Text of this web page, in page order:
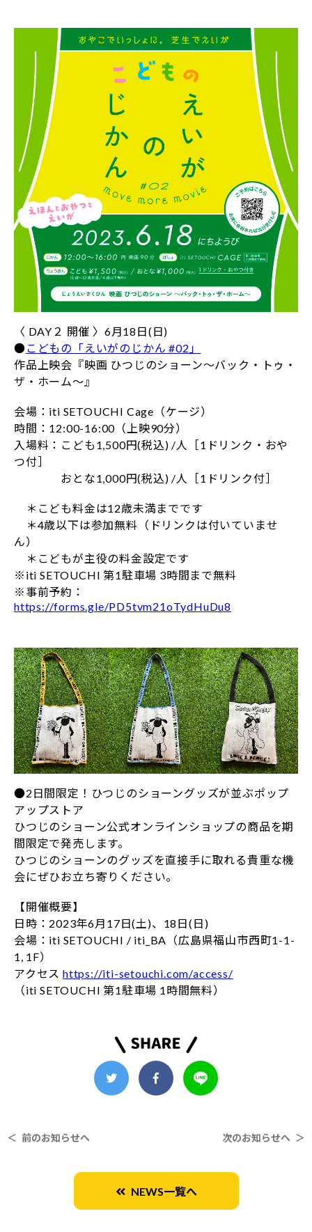
〈 DAY２ 開催 〉6月18日(日)
●こどもの「えいがのじかん #02」
作品上映会『映画 ひつじのショーン～バック・トゥ・
ザ・ホーム～』
会場：iti SETOUCHI Cage（ケージ）
時間：12:00-16:00（上映90分）
入場料：こども1,500円(税込) /人［1ドリンク・おや
つ付］
おとな1,000円(税込) /人［1ドリンク付］
＊こども料金は12歳未満までです
＊4歳以下は参加無料（ドリンクは付いていませ
ん）
＊こどもが主役の料金設定です
※iti SETOUCHI 第1駐車場 3時間まで無料
※事前予約：
https://forms.gle/PD5tvm21oTydHuDu8
●2日間限定！ひつじのショーングッズが並ぶポップ
アップストア
ひつじのショーン公式オンラインショップの商品を期
間限定で発売します。
ひつじのショーンのグッズを直接手に取れる貴重な機
会にぜひお立ち寄りください。
【開催概要】
日時：2023年6月17日(土)、18日(日)
会場：iti SETOUCHI / iti_BA（広島県福山市西町1-1-
1, 1F）
アクセス https://iti-setouchi.com/access/
（iti SETOUCHI 第1駐車場 1時間無料）
＜ 前のお知らせへ 次のお知らせへ ＞
NEWS一覧へ